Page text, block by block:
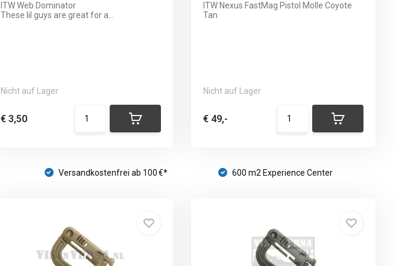
ITW Web Dominator
These lil guys are great for a...
Nicht auf Lager
€ 3,50
ITW Nexus FastMag Pistol Molle Coyote
Tan
Nicht auf Lager
€ 49,-
Versandkostenfrei ab 100 €* 600 m2 Experience Center